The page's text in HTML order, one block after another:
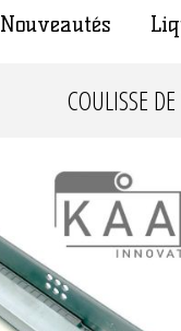
Nouveautés
COULISSE